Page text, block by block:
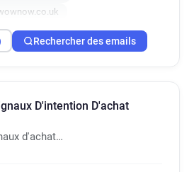
Rechercher des emails
D'intention D'achat
d'achat…